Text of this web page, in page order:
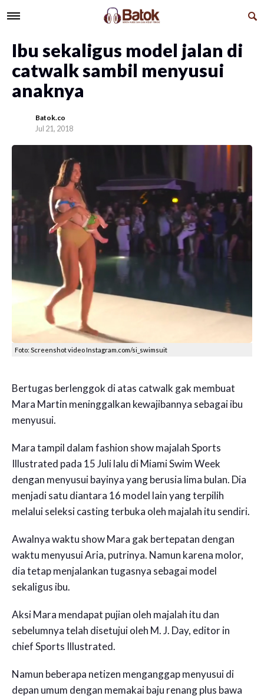
Ibu sekaligus model jalan di
catwalk sambil menyusui
anaknya
Batok.co
Jul 21, 2018
Foto: Screenshot video Instagram.com/si_swimsuit
Bertugas berlenggok di atas catwalk gak membuat
Mara Martin meninggalkan kewajibannya sebagai ibu
menyusui.
Mara tampil dalam fashion show majalah Sports
Illustrated pada 15 Juli lalu di Miami Swim Week
dengan menyusui bayinya yang berusia lima bulan. Dia
menjadi satu diantara 16 model lain yang terpilih
melalui seleksi casting terbuka oleh majalah itu sendiri.
Awalnya waktu show Mara gak bertepatan dengan
waktu menyusui Aria, putrinya. Namun karena molor,
dia tetap menjalankan tugasnya sebagai model
sekaligus ibu.
Aksi Mara mendapat pujian oleh majalah itu dan
sebelumnya telah disetujui oleh M. J. Day, editor in
chief Sports Illustrated.
Namun beberapa netizen menganggap menyusui di
depan umum dengan memakai baju renang plus bawa